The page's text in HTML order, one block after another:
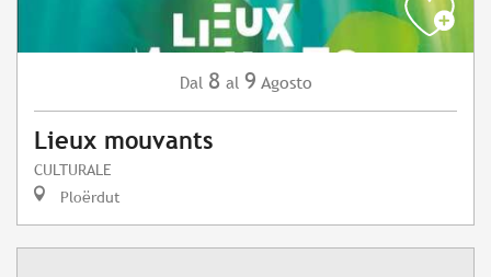
Dal 8 al 9 Agosto
Lieux mouvants
CULTURALE
Ploërdut